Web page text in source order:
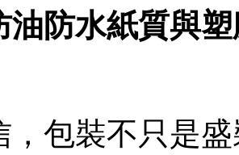
油防水紙質與
，包裝不只是